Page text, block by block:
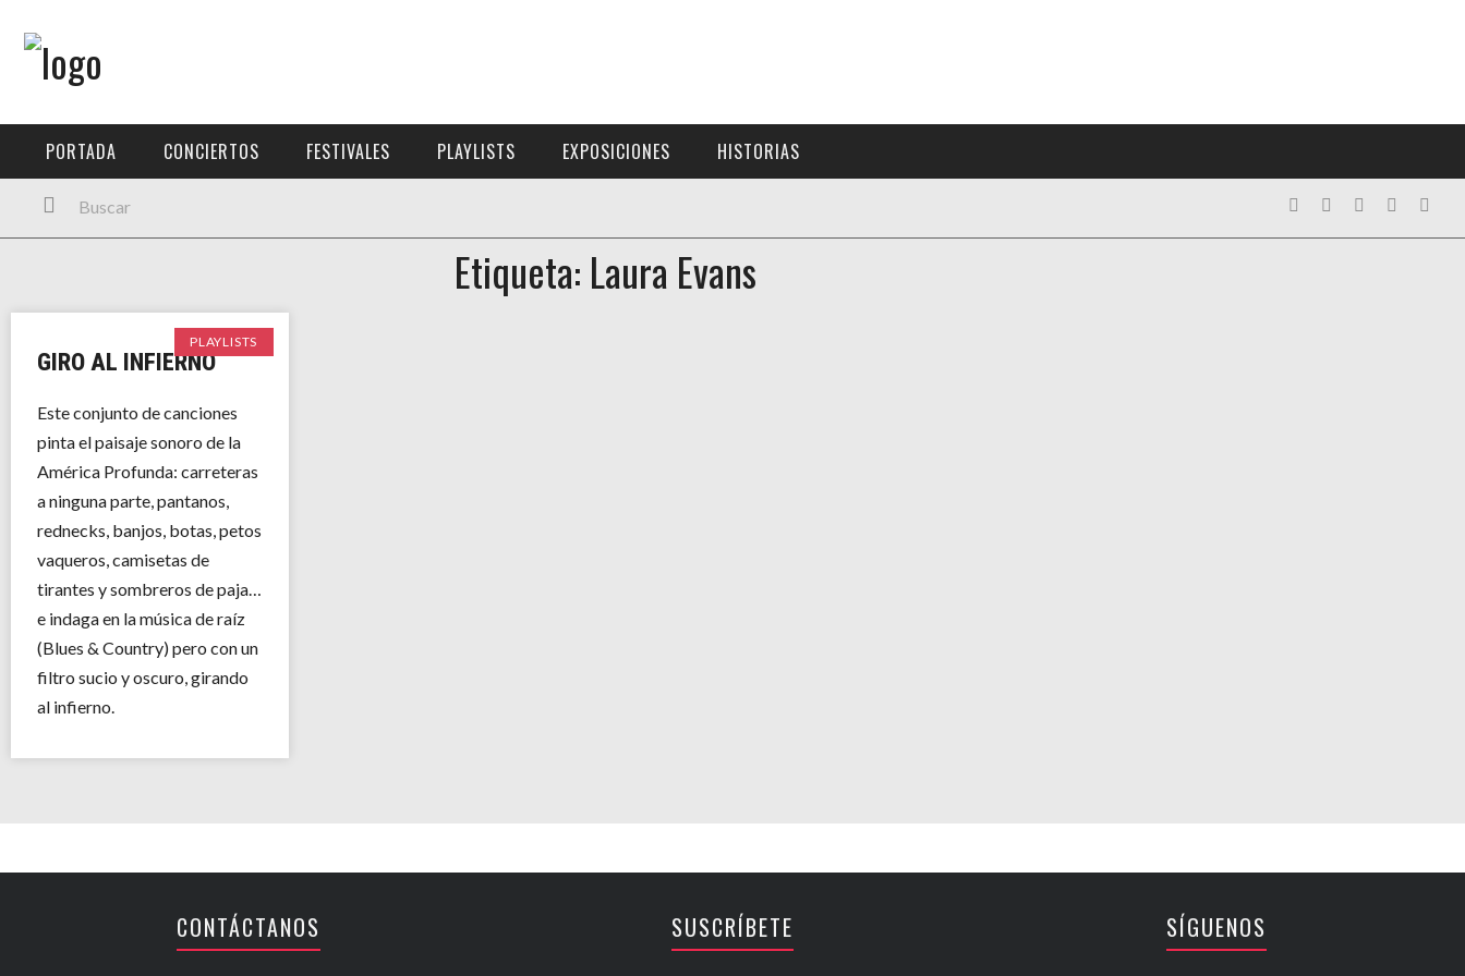
PORTADA
FESTIVALES
HISTORIAS
PORTADA CONCIERTOS FESTIVALES PLAYLISTS EXPOSICIONES HISTORIAS
Etiqueta: Laura Evans
PLAYLISTS
GIRO AL INFIERNO
Este conjunto de canciones
pinta el paisaje sonoro de la
América Profunda: carreteras
a ninguna parte, pantanos,
rednecks, banjos, botas, petos
vaqueros, camisetas de
tirantes y sombreros de paja…
e indaga en la música de raíz
(Blues & Country) pero con un
filtro sucio y oscuro, girando
al infierno.
CONTÁCTANOS SUSCRÍBETE SÍGUENOS